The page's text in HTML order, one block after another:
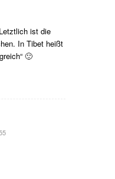
ist die
In Tibet heißt
🙂